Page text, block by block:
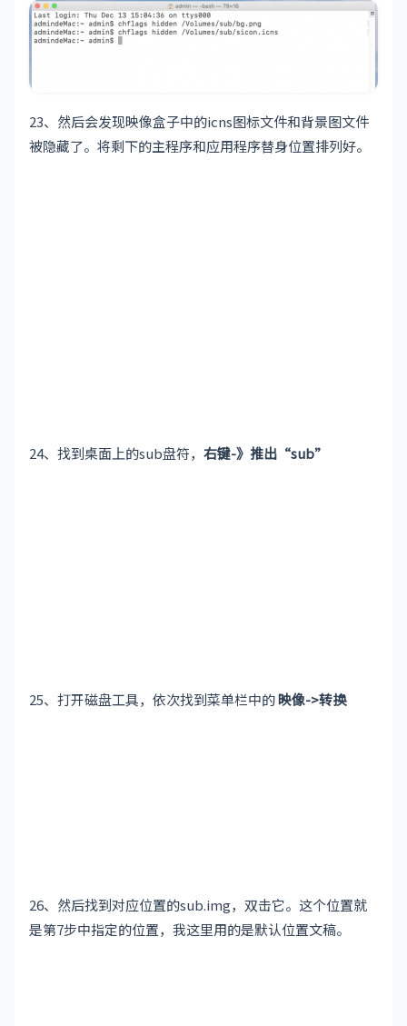
23、然后会发现映像盒子中的icns图标文件和背景图文件
被隐藏了。将剩下的主程序和应用程序替身位置排列好。
24、找到桌面上的sub盘符， 右键-》推出“sub”
25、打开磁盘工具，依次找到菜单栏中的映像->转换
26、然后找到对应位置的sub.img，双击它。这个位置就
是第7步中指定的位置，我这里用的是默认位置文稿。